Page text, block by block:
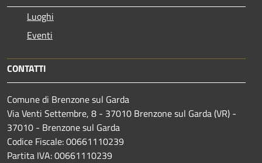
Luoghi
Eventi
CONTATTI
Comune di Brenzone sul Garda
Via Venti Settembre, 8 - 37010 Brenzone sul Garda (VR) -
37010 - Brenzone sul Garda
Codice Fiscale: 00661110239
Partita IVA: 00661110239